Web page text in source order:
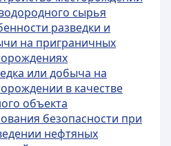
сырья
разведки и
на приграничных
или добыча на
в качестве
объекта
безопасности при
нефтяных